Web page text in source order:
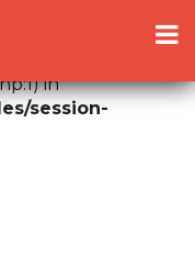
- headers
in
session-